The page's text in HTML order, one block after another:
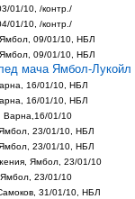
01/10, /контр./
01/10, /контр./
Ямбол, 09/01/10, НБЛ
Ямбол, 09/01/10, НБЛ
мача Ямбол-Лукойл
16/01/10, НБЛ
16/01/10, НБЛ
; Варна,16/01/10
23/01/10, НБЛ
23/01/10, НБЛ
Ямбол, 23/01/10
23/01/10
31/01/10, НБЛ